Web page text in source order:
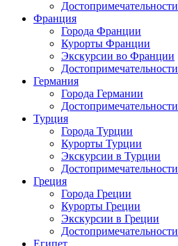
Достопримечательности
Франция
Города Франции
Курорты Франции
Экскурсии во Франции
Достопримечательности
Германия
Города Германии
Достопримечательности
Турция
Города Турции
Курорты Турции
Экскурсии в Турции
Достопримечательности
Греция
Города Греции
Курорты Греции
Экскурсии в Греции
Достопримечательности
Египет